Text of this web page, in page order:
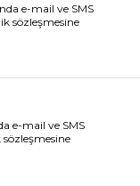
e-mail ve SMS
sözleşmesine
e-mail ve SMS